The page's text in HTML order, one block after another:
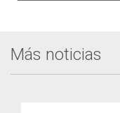
Más noticias